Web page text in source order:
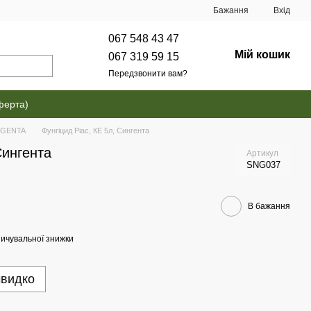
Бажання Вхід
067 548 43 47
067 319 59 15
Передзвонити вам?
Мій кошик
Фунгіцид Ріас, КЕ 5л, Сингента
Артикул
SNG037
В бажання
знижки